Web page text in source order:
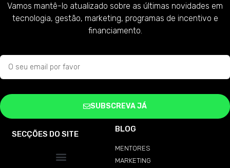
Vamos mantê-lo atualizado sobre as últimas novidades em
tecnologia, gestão, marketing, programas de incentivo e
financiamento.
SUBSCREVA JÁ
SECÇÕES DO SITE
BLOG
MENTORES
MARKETING